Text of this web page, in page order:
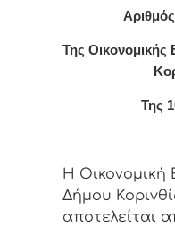
Της
Της
Η Οικονομική
Δήμoυ
απoτελείται